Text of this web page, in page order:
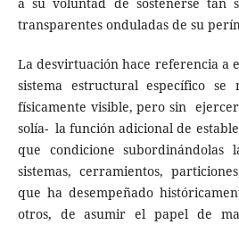
transparentes onduladas de su
La desvirtuación hace referencia a
sistema estructural específico se
físicamente visible, pero sin
solía- la función adicional de
que condicione subordinándolas
sistemas, cerramientos,
que ha desempeñado
otros, de asumir el papel de